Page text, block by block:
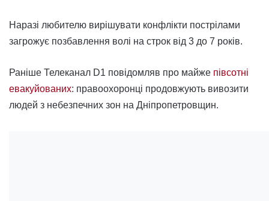
Наразі любителю вирішувати конфлікти пострілами
загрожує позбавлення волі на строк від 3 до 7 років.
Раніше Телеканал D1 повідомляв про майже півсотні
евакуйованих: правоохоронці продовжують вивозити
людей з небезпечних зон на Дніпропетровщин.